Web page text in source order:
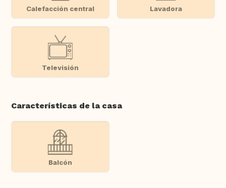
Calefacción central Lavadora
Televisión
Características de la casa
Balcón